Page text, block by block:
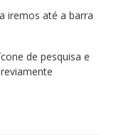
iremos até a barra
de pesquisa e